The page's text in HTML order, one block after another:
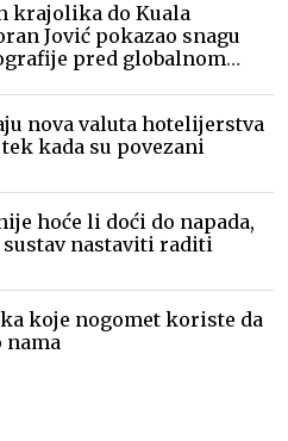
krajolika do Kuala
Jović pokazao snagu
pred globalnom
nova valuta hotelijerstva
kada su povezani
hoće li doći do napada,
sustav nastaviti raditi
koje nogomet koriste da
nama